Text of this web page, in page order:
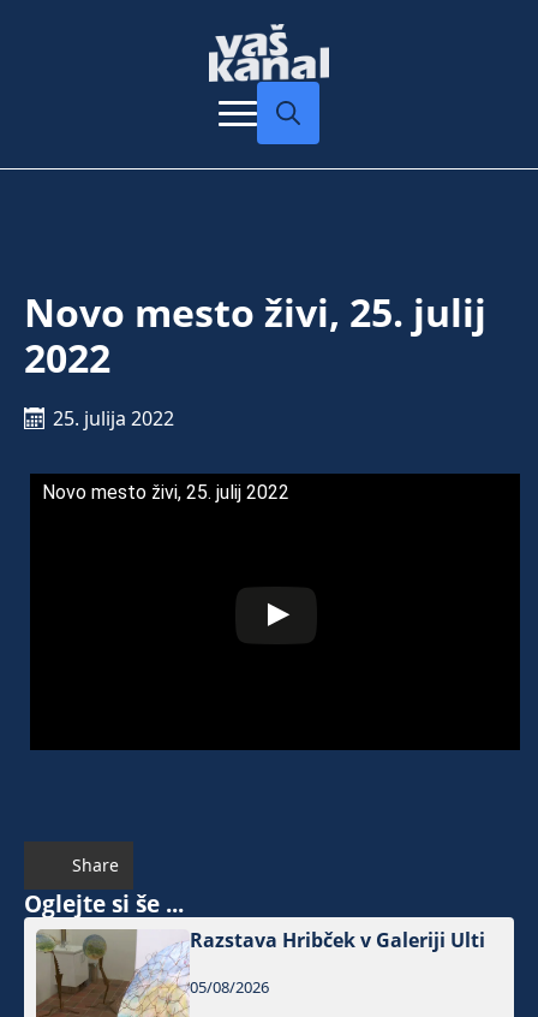
Novo mesto živi, 25. julij
2022
25. julija 2022
Novo mesto živi, 25. julij 2022
Share
Oglejte si še ...
Razstava Hribček v Galeriji Ulti
05/08/2026